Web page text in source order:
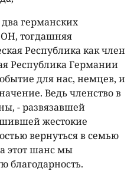
германских
тогдашняя
Республика как член
Республика Германии
для нас, немцев, и
Ведь членство в
- развязавшей
жестокие
вернуться в семью
этот шанс мы
благодарность.